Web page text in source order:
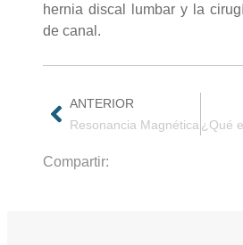
hernia discal lumbar y la
de canal.
ANTERIOR
Resonancia Magnética ¿Qué
Compartir: